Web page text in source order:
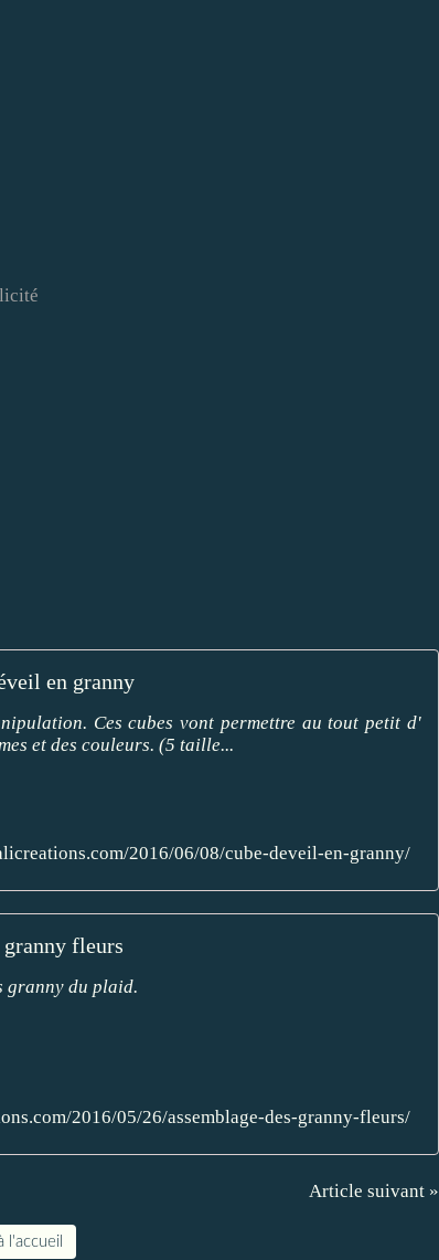
en granny
Ces cubes vont permettre au tout petit d'
et des couleurs. (5 taille...
2016/06/08/cube-deveil-en-granny/
granny fleurs
granny du plaid.
2016/05/26/assemblage-des-granny-fleurs/
Article suivant »
l'accueil